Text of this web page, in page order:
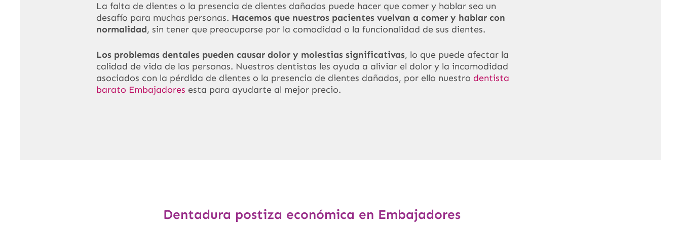
La falta de dientes o la presencia de dientes dañados puede hacer que comer y hablar sea un
desafío para muchas personas. Hacemos que nuestros pacientes vuelvan a comer y hablar con
normalidad, sin tener que preocuparse por la comodidad o la funcionalidad de sus dientes.
Los problemas dentales pueden causar dolor y molestias significativas, lo que puede afectar la
calidad de vida de las personas. Nuestros dentistas les ayuda a aliviar el dolor y la incomodidad
asociados con la pérdida de dientes o la presencia de dientes dañados, por ello nuestro dentista
barato Embajadores esta para ayudarte al mejor precio.
Dentadura postiza económica en Embajadores